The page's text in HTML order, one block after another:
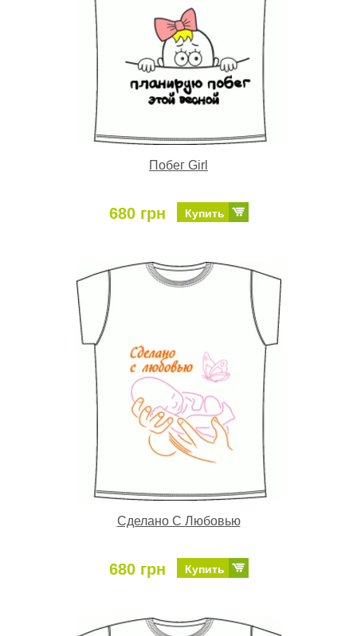
Побег Girl
680 грн Купить
Сделано С Любовью
680 грн Купить